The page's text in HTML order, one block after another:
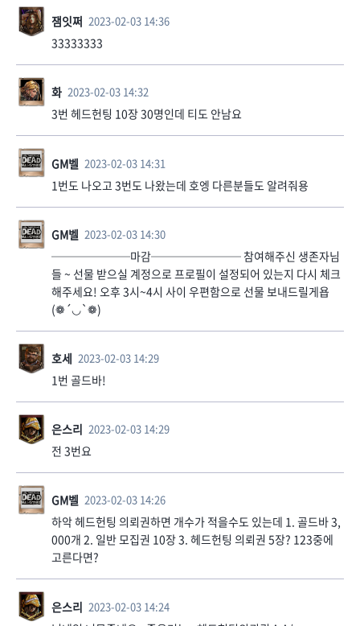
잼잇쩌 2023-02-03 14:36
33333333
화 2023-02-03 14:32
3번 헤드헌팅 10장 30명인데 티도 안남요
GM벨 2023-02-03 14:31
1번도 나오고 3번도 나왔는데 호엥 다른분들도 알려줘용
GM벨 2023-02-03 14:30
───────마감──────── 참여해주신 생존자님
들 ~ 선물 받으실 계정으로 프로필이 설정되어 있는지 다시 체크
해주세요! 오후 3시~4시 사이 우편함으로 선물 보내드릴게욥
(❁´◡`❁)
호세 2023-02-03 14:29
1번 골드바!
은스리 2023-02-03 14:29
전 3번요
GM벨 2023-02-03 14:26
하악 헤드헌팅 의뢰권하면 개수가 적을수도 있는데 1. 골드바 3,
000개 2. 일반 모집권 10장 3. 헤드헌팅 의뢰권 5장? 123중에
고른다면?
은스리 2023-02-03 14:24